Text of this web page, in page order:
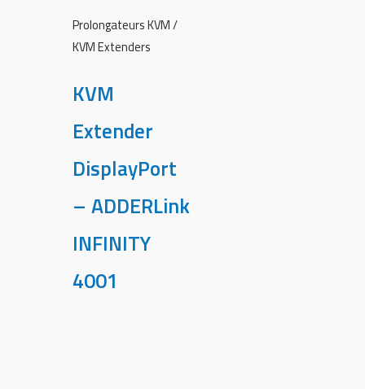
Prolongateurs KVM /
KVM Extenders
KVM
Extender
DisplayPort
– ADDERLink
INFINITY
4001